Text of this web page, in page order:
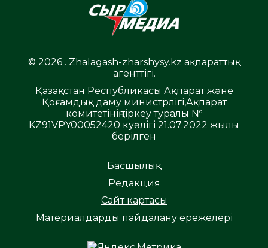
© 2026 . Zhalagash-zharshysy.kz ақпараттық
агенттігі.
Қазақстан Республикасы Ақпарат және
Қоғамдық даму министрлігі,Ақпарат
комитетінің тіркеу туралы №
KZ91VPY00052420 куәлігі 21.07.2022 жылы
берілген
Басшылық
Редакция
Сайт картасы
Материалдарды пайдалану ережелері